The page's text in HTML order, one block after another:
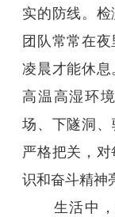
实的防线。
团队常常在
凌晨才能休
高温高湿环
场、下隧洞
严格把关，
识和奋斗精神
生活中，